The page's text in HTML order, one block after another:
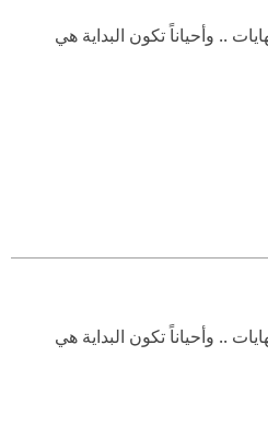
.. وأحياناً تكون البداية هي
.. وأحياناً تكون البداية هي